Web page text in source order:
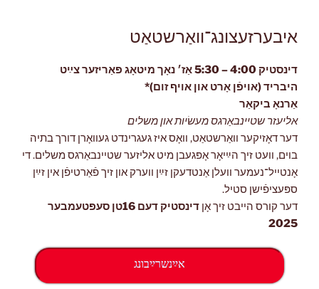
איבערזעצונג־וואַרשטאַט
דינסטיק 4:00 – 5:30 אַז׳ נאָך מיטאָג פּאַריזער צײַט
היבריד (אויפֿן אָרט און אויף זום)*
אַרנאָ ביקאַר
אליעזר שטיינבאַרגס מעשׂיות און משלים
דער דאָזיקער וואַרשטאַט, וואָס איז געגרינדט געוואָרן דורך בתיה
בוים, וועט זיך הײַיאָר אָפּגעבן מיט אליזער שטיינבאַרגס משלים. די
אָנטייל־נעמער וועלן אַנטדעקן זײַן ווערק און זיך פֿאַרטיפֿן אין זײַן
ספּעציפֿישן סטיל.
דער קורס הייבט זיך אָן
דינסטיק דעם 16טן סעפּטעמבער
2025
אײַנשרײַבונג